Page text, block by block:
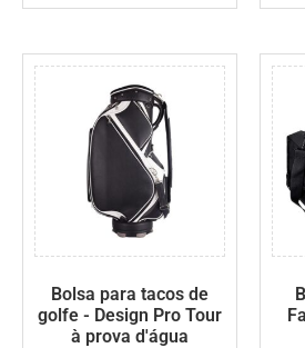
Bolsa para tacos de
golfe - Design Pro Tour
à prova d'água